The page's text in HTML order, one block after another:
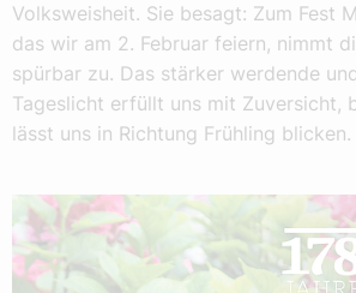
Volksweisheit. Sie besagt: Zum Fest
das wir am 2. Februar feiern, nimmt
spürbar zu. Das stärker werdende
Tageslicht erfüllt uns mit Zuversicht,
lässt uns in Richtung Frühling blicken.